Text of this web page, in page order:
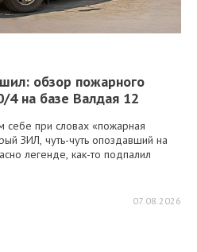
обзор пожарного
на базе Валдая 12
при словах «пожарная
ЗИЛ, чуть-чуть опоздавший на
легенде, как-то подпалил
07.08.2026